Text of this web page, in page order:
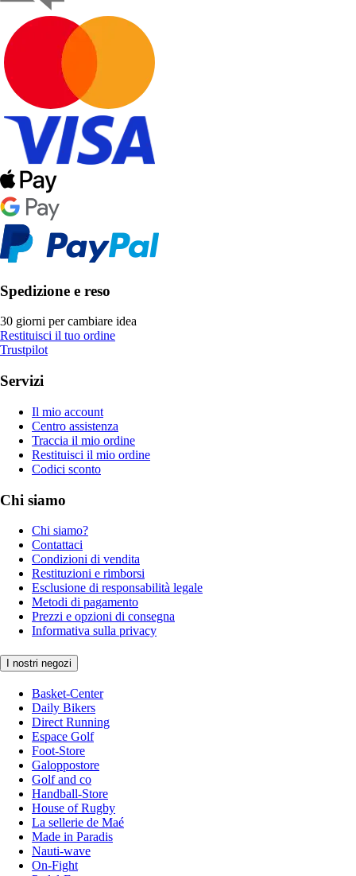
Spedizione e reso
30 giorni per cambiare idea
Restituisci il tuo ordine
Trustpilot
Servizi
Il mio account
Centro assistenza
Traccia il mio ordine
Restituisci il mio ordine
Codici sconto
Chi siamo
Chi siamo?
Contattaci
Condizioni di vendita
Restituzioni e rimborsi
Esclusione di responsabilità legale
Metodi di pagamento
Prezzi e opzioni di consegna
Informativa sulla privacy
I nostri negozi
Basket-Center
Daily Bikers
Direct Running
Espace Golf
Foot-Store
Galoppostore
Golf and co
Handball-Store
House of Rugby
La sellerie de Maé
Made in Paradis
Nauti-wave
On-Fight